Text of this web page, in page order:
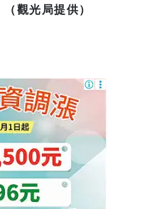
觀光局提供）